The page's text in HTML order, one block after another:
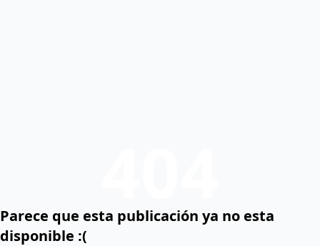
Parece que esta publicación ya no esta
disponible :(